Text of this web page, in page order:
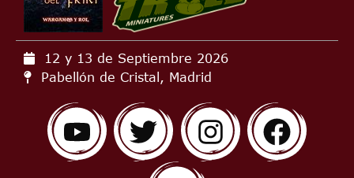
12 y 13 de Septiembre 2026
Pabellón de Cristal, Madrid